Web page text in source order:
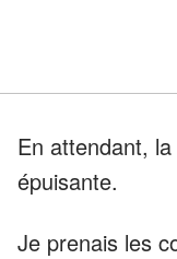
En attendant,
épuisante.
Je prenais les